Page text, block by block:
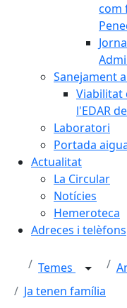
com
Sanejament
Viabilitat
l'EDAR
Laboratori
Portada
Actualitat
La Circular
Notícies
Hemeroteca
Adreces i telèfons
Temes
Ja tenen família